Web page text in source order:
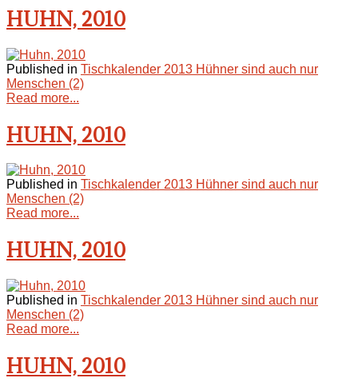
HUHN, 2010
Published in Tischkalender 2013 Hühner sind auch nur
Menschen (2)
Read more...
HUHN, 2010
Published in Tischkalender 2013 Hühner sind auch nur
Menschen (2)
Read more...
HUHN, 2010
Published in Tischkalender 2013 Hühner sind auch nur
Menschen (2)
Read more...
HUHN, 2010